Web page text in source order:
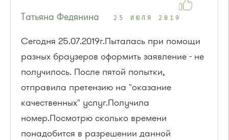
Татьяна Федянина 25 ИЮЛЯ 2019
Сегодня 25.07.2019г.Пыталась при помощи
разных браузеров оформить заявление - не
получилось. После пятой попытки,
отправила претензию на "оказание
качественных" услуг.Получила
номер.Посмотрю сколько времени
понадобится в разрешении данной